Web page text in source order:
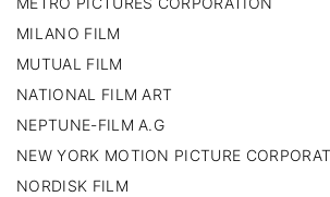
MILANO FILM
MUTUAL FILM
NATIONAL FILM ART
NEPTUNE-FILM A.G
NEW YORK MOTION PICTURE
NORDISK FILM